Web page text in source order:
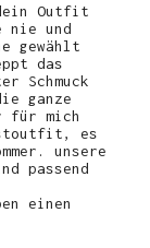
Outfit
nie und
gewählt
das
Schmuck
ganze
für mich
es
unsere
passend
einen